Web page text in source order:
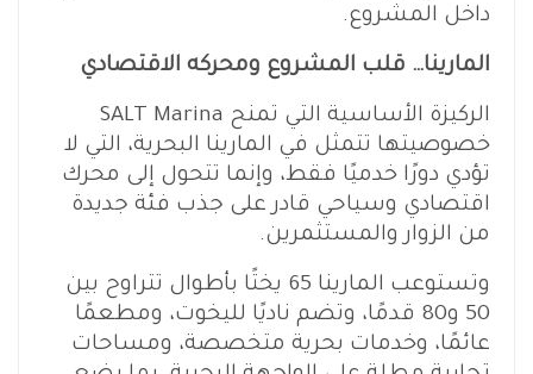
داخل المشروع.
المارينا… قلب المشروع ومحركه الاقتصادي
الركيزة الأساسية التي تمنح SALT Marina
خصوصيتها تتمثل في المارينا البحرية، التي لا
تؤدي دورًا خدميًا فقط، وإنما تتحول إلى محرك
اقتصادي وسياحي قادر على جذب فئة جديدة
من الزوار والمستثمرين.
وتستوعب المارينا 65 يختًا بأطوال تتراوح بين
50 و80 قدمًا، وتضم ناديًا لليخوت، ومطعمًا
عائمًا، وخدمات بحرية متخصصة، ومساحات